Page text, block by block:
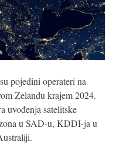
pojedini operateri na
Zelandu krajem 2024.
uvođenja satelitske
u SAD-u, KDDI-ja u